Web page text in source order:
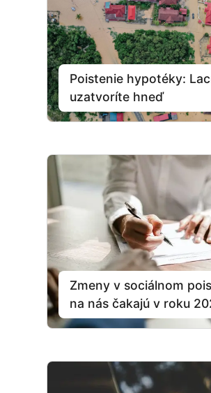
Poistenie hypotéky:
uzatvoríte hneď
Zmeny v sociálnom
na nás čakajú v roku